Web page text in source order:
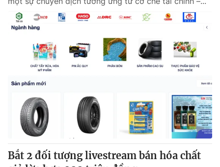
Bắt 2 đối tượng livestream bán hóa chất